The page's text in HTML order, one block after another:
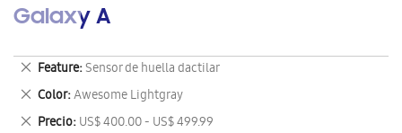
Galaxy A
Feature Sensor de huella dactilar
Eliminar
este
artículo
Color Awesome Lightgray
Eliminar
este
Precio US$ 400.00 - US$ 499.99
Eliminar